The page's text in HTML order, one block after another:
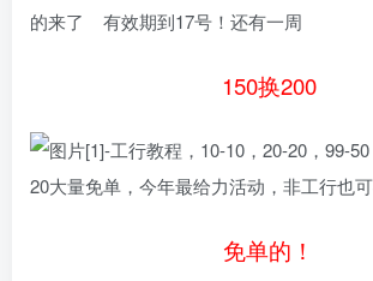
的来了 有效期到17号！还有一周
150换200
免单的！